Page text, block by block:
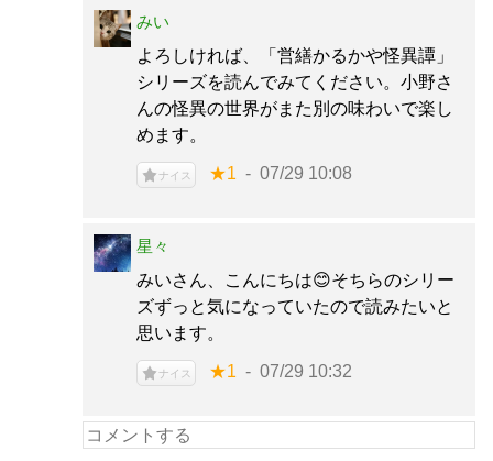
みい
よろしければ、「営繕かるかや怪異譚」
シリーズを読んでみてください。小野さ
んの怪異の世界がまた別の味わいで楽し
めます。
ナイス ★1 07/29 10:08
星々
みいさん、こんにちは😊そちらのシリー
ズずっと気になっていたので読みたいと
思います。
ナイス ★1 07/29 10:32